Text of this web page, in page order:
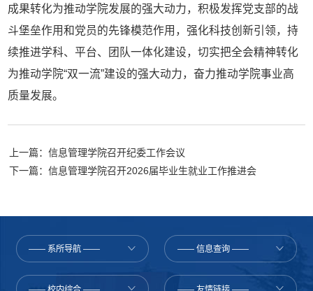
成果转化为推动学院发展的强大动力，积极发挥党支部的战
斗堡垒作用和党员的先锋模范作用，强化科技创新引领，持
续推进学科、平台、团队一体化建设，切实把全会精神转化
为推动学院“双一流”建设的强大动力，奋力推动学院事业高
质量发展。
上一篇：信息管理学院召开纪委工作会议
下一篇：信息管理学院召开2026届毕业生就业工作推进会